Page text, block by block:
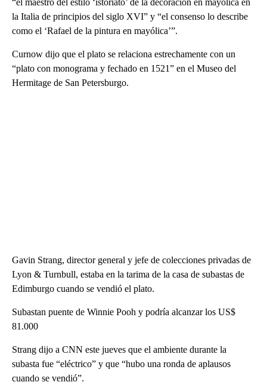
“el maestro del estilo ‘istoriato’ de la decoración en mayólica en
la Italia de principios del siglo XVI” y “el consenso lo describe
como el ‘Rafael de la pintura en mayólica’”.
Curnow dijo que el plato se relaciona estrechamente con un
“plato con monograma y fechado en 1521” en el Museo del
Hermitage de San Petersburgo.
Gavin Strang, director general y jefe de colecciones privadas de
Lyon & Turnbull, estaba en la tarima de la casa de subastas de
Edimburgo cuando se vendió el plato.
Subastan puente de Winnie Pooh y podría alcanzar los US$
81.000
Strang dijo a CNN este jueves que el ambiente durante la
subasta fue “eléctrico” y que “hubo una ronda de aplausos
cuando se vendió”.